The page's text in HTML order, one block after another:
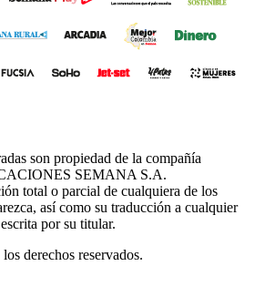
window
son propiedad de la compañía
SEMANA S.A.
total o parcial de cualquiera de los
así como su traducción a cualquier
por su titular.
derechos reservados.